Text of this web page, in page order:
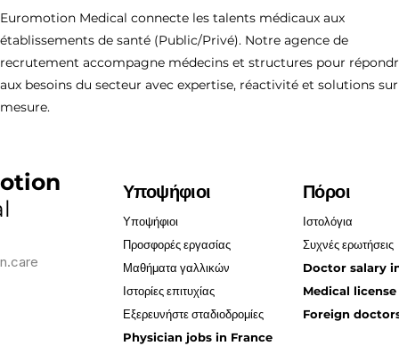
Euromotion Medical connecte les talents médicaux aux
établissements de santé (Public/Privé). Notre agence de
recrutement accompagne médecins et structures pour
aux besoins du secteur avec expertise, réactivité et solutions sur
mesure.
Υποψήφιοι
Υποψήφιοι
Προσφορές εργασίας
Μαθήματα γαλλικών
Ιστορίες επιτυχίας
Εξερευνήστε σταδιοδρομίες
Physician jobs in France
Πόροι
Ιστολόγια
Συχνές ερωτήσεις
Doctor salary
Medical
Foreign